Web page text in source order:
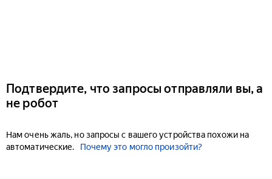
Подтвердите, что запросы отправляли вы, а
не робот
Нам очень жаль, но запросы с вашего устройства похожи на
автоматические.
Почему это могло произойти?